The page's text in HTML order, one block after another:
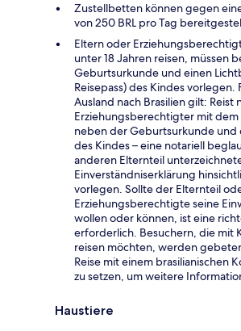
Zustellbetten können gegen
von 250 BRL pro Tag
Eltern oder
unter 18 Jahren reisen, müssen
Geburtsurkunde und einen
Reisepass) des Kindes vorlegen.
Ausland nach Brasilien gilt: Reist
Erziehungsberechtigter mit dem
neben der Geburtsurkunde und
des Kindes – eine notariell
anderen Elternteil
Einverständniserklärung
vorlegen. Sollte der Elternteil
Erziehungsberechtigte seine
wollen oder können, ist eine
erforderlich. Besuchern, die mit
reisen möchten, werden
Reise mit einem brasilianischen
zu setzen, um weitere
Haustiere